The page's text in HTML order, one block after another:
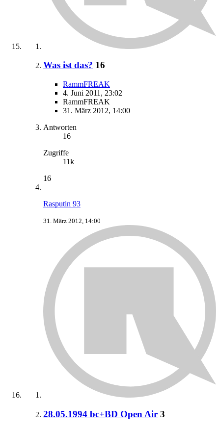
Was ist das? 16
RammFREAK
4. Juni 2011, 23:02
RammFREAK
31. März 2012, 14:00
Antworten
16
Zugriffe
11k
16
Rasputin 93
31. März 2012, 14:00
28.05.1994 bc+BD Open Air 3